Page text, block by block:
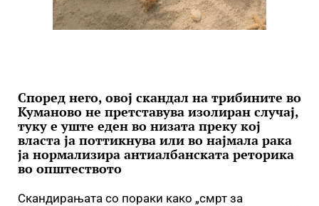
Според него, овој скандал на трибините во
Куманово не претставува изолиран случај,
туку е уште еден во низата преку кој
власта ја поттикнува или во најмала рака
ја нормализира антиалбанската реторика
во општеството
Скандирањата со пораки како „смрт за